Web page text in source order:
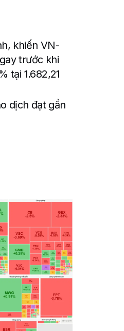
khiến VN-
trước khi
tại 1.682,21
dịch đạt gần